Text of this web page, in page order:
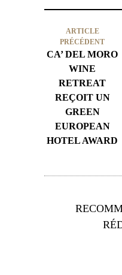
ARTICLE
PRÉCÉDENT
CA’ DEL MORO
WINE
RETREAT
REÇOIT UN
GREEN
EUROPEAN
HOTEL AWARD